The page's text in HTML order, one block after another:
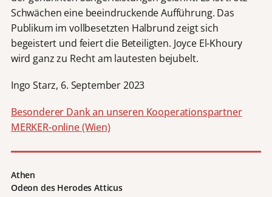
Schwächen eine beeindruckende Aufführung. Das
Publikum im vollbesetzten Halbrund zeigt sich
begeistert und feiert die Beteiligten. Joyce El-Khoury
wird ganz zu Recht am lautesten bejubelt.
Ingo Starz, 6. September 2023
Besonderer Dank an unseren Kooperationspartner
MERKER-online (Wien)
Athen
Odeon des Herodes Atticus